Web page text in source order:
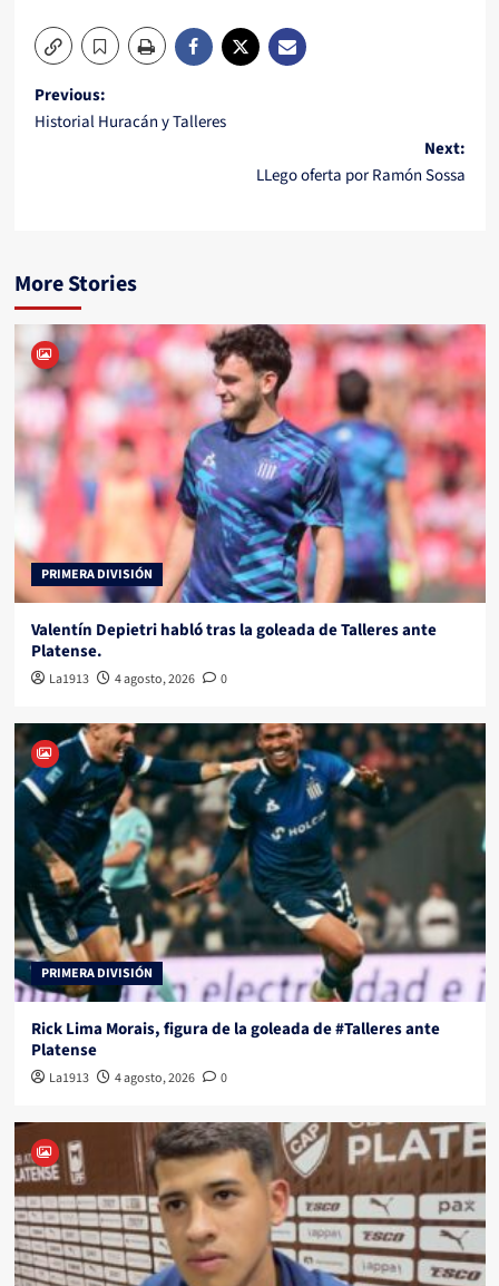
Post
navigation
Previous:
Historial Huracán y Talleres
Next:
LLego oferta por Ramón Sossa
More Stories
PRIMERA DIVISIÓN
Valentín Depietri habló tras la goleada de Talleres ante
Platense.
La1913 4 agosto, 2026 0
PRIMERA DIVISIÓN
Rick Lima Morais, figura de la goleada de #Talleres ante
Platense
La1913 4 agosto, 2026 0